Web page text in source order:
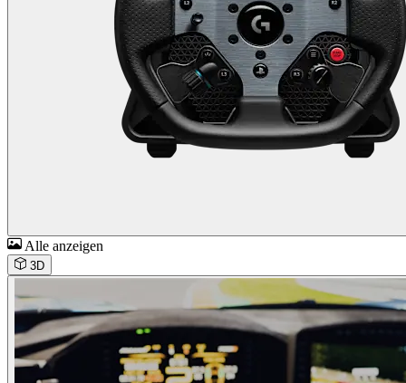
Alle anzeigen
3D